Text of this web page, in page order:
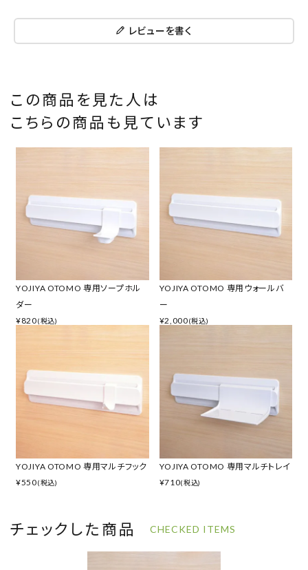
レビューを書く
この商品を見た人は
こちらの商品も見ています
YOJIYA OTOMO 専用ソープホル
ダー
¥820(税込)
YOJIYA OTOMO 専用ウォールバ
ー
¥2,000(税込)
YOJIYA OTOMO 専用マルチフック
¥550(税込)
YOJIYA OTOMO 専用マルチトレイ
¥710(税込)
チェックした商品 CHECKED ITEMS